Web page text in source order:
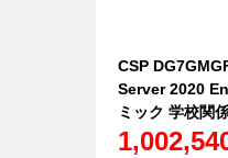
CSP
Server 2020
ミック 学校関